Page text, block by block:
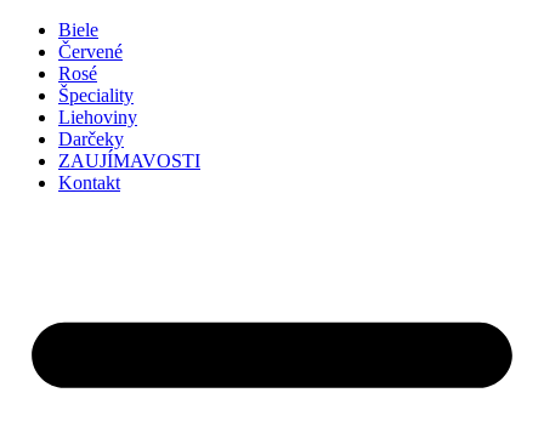
Preskočiť
obsah
Biele
Červené
Rosé
Špeciality
Liehoviny
Darčeky
ZAUJÍMAVOSTI
Kontakt